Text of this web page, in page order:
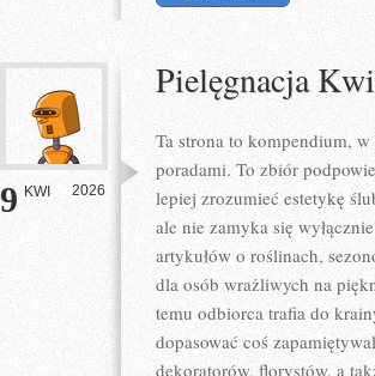
9 KWI 2026
Pielęgnacja
Ta strona to kompendium,
poradami. To zbiór
lepiej zrozumieć estetykę
ale nie zamyka się
artykułów o roślinach,
dla osób wrażliwych na
temu odbiorca trafia do
dopasować coś
dekoratorów, florystów, a